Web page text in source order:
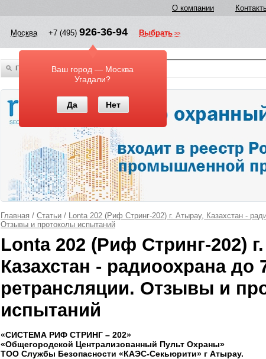
О компании
Москва +7 (495) 926-36-94
Ваш город — Москва
Угадали?
Да Нет
Выбрать
По всему каталогу
Главная / Статьи / Lonta 202 (Риф Стринг-202) г. Атырау, Казахстан -
Отзывы и протоколы испытаний
Lonta 202 (Риф Стринг-202)
Казахстан - радиоохрана до
ретрансляции. Отзывы и
испытаний
«СИСТЕМА РИФ СТРИНГ – 202»
«Общегородской Централизованный Пульт Охраны»
ТОО Службы Безопасности «КАЭС-Секьюрити» г Атырау.